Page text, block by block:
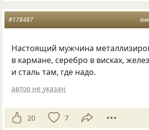
#178487
Настоящий мужчина
в кармане, серебро в висках,
и сталь там, где надо.
автор не указан
20 7